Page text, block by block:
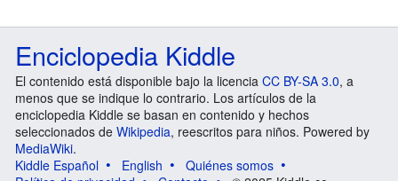
Enciclopedia Kiddle
El contenido está disponible bajo la licencia CC BY-SA 3.0, a
menos que se indique lo contrario. Los artículos de la
enciclopedia Kiddle se basan en contenido y hechos
seleccionados de Wikipedia, reescritos para niños. Powered by
MediaWiki.
Kiddle Español
English
Quiénes somos